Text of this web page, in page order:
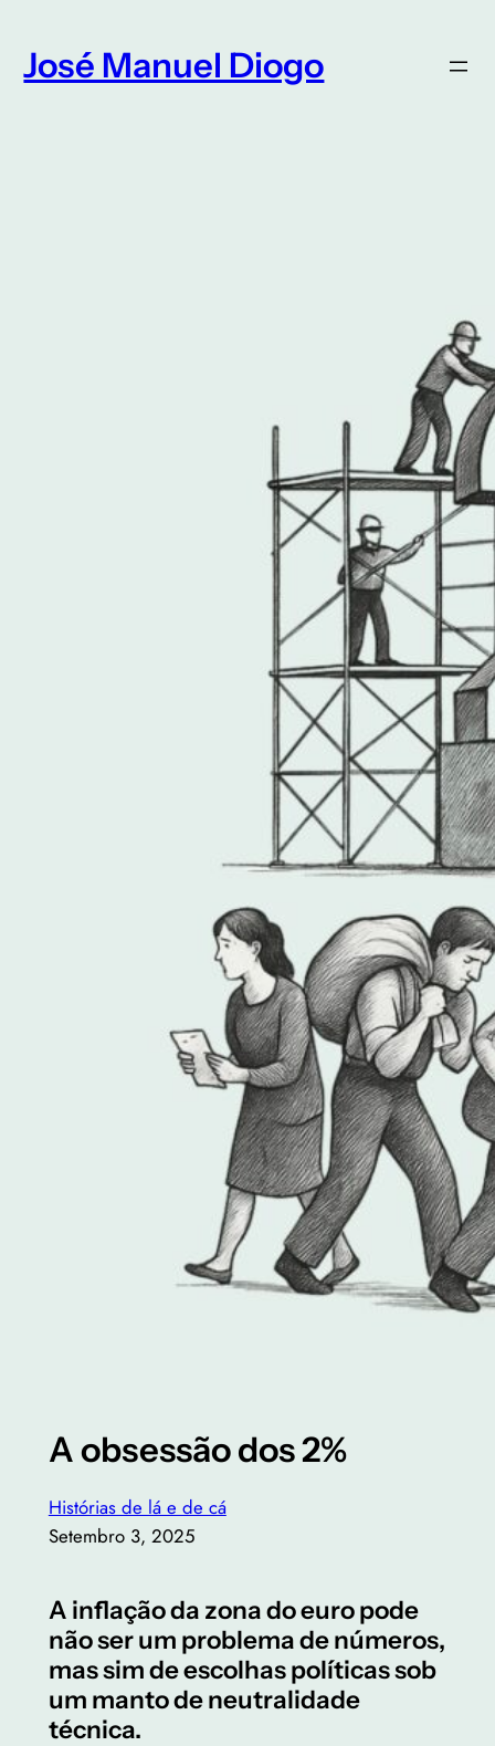
para
José Manuel Diogo
A obsessão dos 2%
Histórias de lá e de cá
Setembro 3, 2025
A inflação da zona do euro pode
não ser um problema de números,
mas sim de escolhas políticas sob
um manto de neutralidade
técnica.